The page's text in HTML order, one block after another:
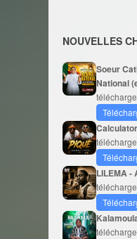
NOUVELLES
Soeur
National
LILEMA -